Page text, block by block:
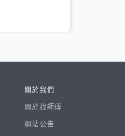
關於我們
關於找師傅
網站公告